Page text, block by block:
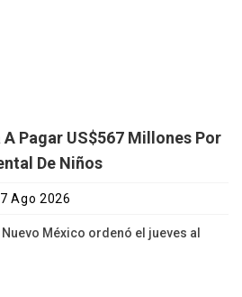
Pagar US$567 Millones Por
De Niños
Ago 2026
México ordenó el jueves al